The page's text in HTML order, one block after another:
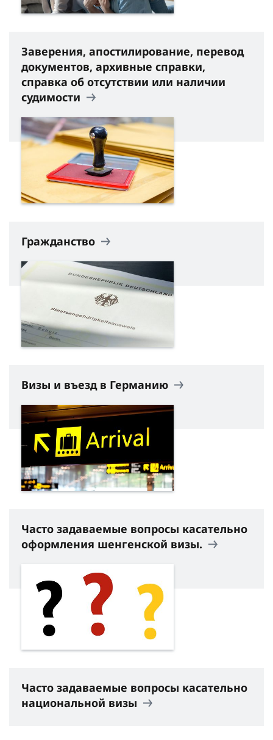
Заверения, апостилирование, перевод
документов, архивные справки,
справка об отсутствии или наличии
судимости
Гражданство
Визы и въезд в Германию
Часто задаваемые вопросы касательно
оформления шенгенской визы.
Часто задаваемые вопросы касательно
национальной визы